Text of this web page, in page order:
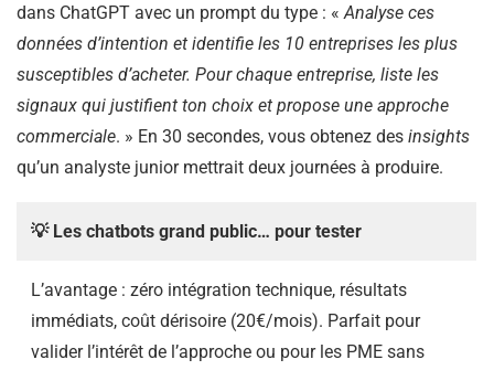
dans ChatGPT avec un prompt du type : « Analyse ces
données d’intention et identifie les 10 entreprises les plus
susceptibles d’acheter. Pour chaque entreprise, liste les
signaux qui justifient ton choix et propose une approche
commerciale. » En 30 secondes, vous obtenez des insights
qu’un analyste junior mettrait deux journées à produire.
💡 Les chatbots grand public… pour tester
L’avantage : zéro intégration technique, résultats
immédiats, coût dérisoire (20€/mois). Parfait pour
valider l’intérêt de l’approche ou pour les PME sans